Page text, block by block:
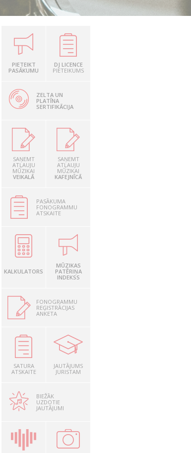
PIETEIKT
PASĀKUMU
DJ LICENCE
PIETEIKUMS
ZELTA UN
PLATĪNA
SERTIFIKĀCIJA
SAŅEMT
ATĻAUJU
MŪZIKAI
VEIKALĀ
SAŅEMT
ATĻAUJU
MŪZIKAI
KAFEJNĪCĀ
PASĀKUMA
FONOGRAMMU
ATSKAITE
KALKULATORS
MŪZIKAS
PATĒRIŅA
INDEKSS
FONOGRAMMU
REĢISTRĀCIJAS
ANKETA
SATURA
ATSKAITE
JAUTĀJUMS
JURISTAM
BIEŽĀK
UZDOTIE
JAUTĀJUMI